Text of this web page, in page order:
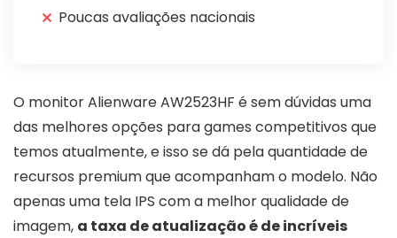
Poucas avaliações nacionais
O monitor Alienware AW2523HF é sem dúvidas uma
das melhores opções para games competitivos que
temos atualmente, e isso se dá pela quantidade de
recursos premium que acompanham o modelo. Não
apenas uma tela IPS com a melhor qualidade de
imagem, a taxa de atualização é de incríveis